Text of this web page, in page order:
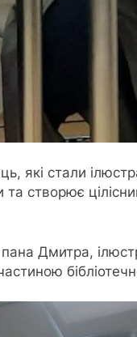
які стали
створює
Дмитра,